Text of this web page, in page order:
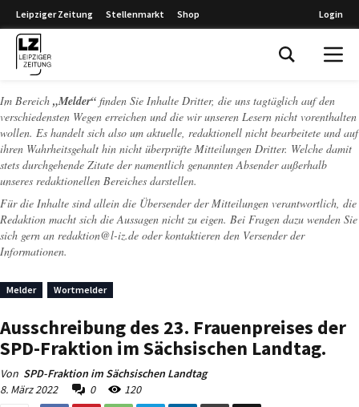
Leipziger Zeitung Stellenmarkt Shop Login
Im Bereich „Melder“ finden Sie Inhalte Dritter, die uns tagtäglich auf den
verschiedensten Wegen erreichen und die wir unseren Lesern nicht vorenthalten
wollen. Es handelt sich also um aktuelle, redaktionell nicht bearbeitete und auf
ihren Wahrheitsgehalt hin nicht überprüfte Mitteilungen Dritter. Welche damit
stets durchgehende Zitate der namentlich genannten Absender außerhalb
unseres redaktionellen Bereiches darstellen.
Für die Inhalte sind allein die Übersender der Mitteilungen verantwortlich, die
Redaktion macht sich die Aussagen nicht zu eigen. Bei Fragen dazu wenden Sie
sich gern an redaktion@l-iz.de oder kontaktieren den Versender der
Informationen.
Melder Wortmelder
Ausschreibung des 23. Frauenpreises der
SPD-Fraktion im Sächsischen Landtag.
Von SPD-Fraktion im Sächsischen Landtag
8. März 2022
0 120